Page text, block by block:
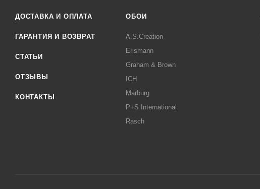
ДОСТАВКА И ОПЛАТА
ГАРАНТИЯ И ВОЗВРАТ
СТАТЬИ
ОТЗЫВЫ
КОНТАКТЫ
ОБОИ
A.S.Creation
Erismann
Graham & Brown
ICH
Marburg
P+S International
Rasch